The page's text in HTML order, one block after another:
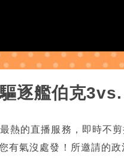
逐艦伯克
熱的直播服務，即時不
有氣沒處發！所邀請的